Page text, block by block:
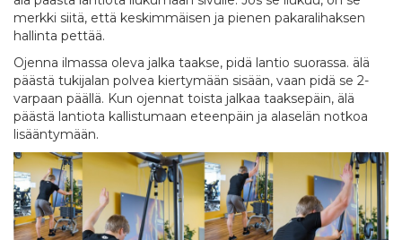
merkki siitä, että keskimmäisen ja pienen pakaralihaksen
hallinta pettää.
Ojenna ilmassa oleva jalka taakse, pidä lantio suorassa. älä
päästä tukijalan polvea kiertymään sisään, vaan pidä se 2-
varpaan päällä. Kun ojennat toista jalkaa taaksepäin, älä
päästä lantiota kallistumaan eteenpäin ja alaselän notkoa
lisääntymään.